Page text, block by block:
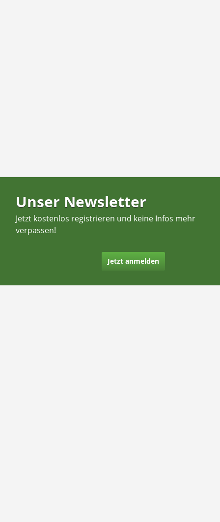
Unser Newsletter
Jetzt kostenlos registrieren und keine Infos mehr
verpassen!
Jetzt anmelden